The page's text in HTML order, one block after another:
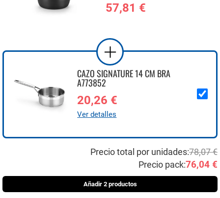
57,81 €
CAZO SIGNATURE 14 CM BRA
A773852
20,26 €
Ver detalles
Precio total por unidades:78,07 €
Precio pack:76,04 €
Añadir 2 productos